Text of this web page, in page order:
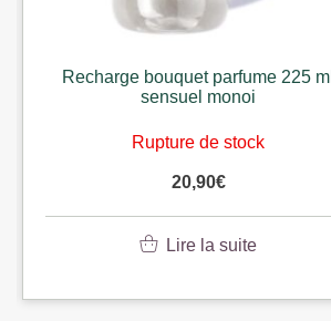
Recharge bouquet parfume 225 ml
sensuel monoi
Rupture de stock
20,90€
Lire la suite